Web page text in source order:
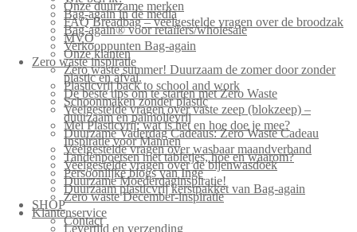
Onze duurzame merken
Bag-again in de media
FAQ Breadbag – veelgestelde vragen over de broodzak
Bag-again® voor retailers/wholesale
MVO
Verkooppunten Bag-again
Onze klanten
Zero waste inspiratie
Zero waste summer! Duurzaam de zomer door zonder
plastic en afval.
Plasticvrij back to school and work
De beste tips om te starten met Zero Waste
Schoonmaken zonder plastic
Veelgestelde vragen over vaste zeep (blokzeep) –
duurzaam en palmolievrij
Mei Plasticvrij: wat is het en hoe doe je mee?
Duurzame Vaderdag Cadeaus: Zero Waste Cadeau
Inspiratie voor Mannen
Veelgestelde vragen over wasbaar maandverband
Tandenpoetsen met tabletjes, hoe en waarom?
Veelgestelde vragen over de bijenwasdoek
Persoonlijke blogs van Inge
Duurzame Moederdaginspiratie!
Duurzaam plasticvrij kerstpakket van Bag-again
Zero waste December-inspiratie
SHOP
Klantenservice
Contact
Levertijd en verzending